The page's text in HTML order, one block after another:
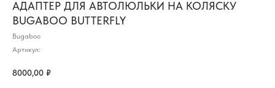
АДАПТЕР ДЛЯ АВТОЛЮЛЬКИ НА КОЛЯСКУ
BUGABOO BUTTERFLY
Bugaboo
Артикул:
8000,00 ₽